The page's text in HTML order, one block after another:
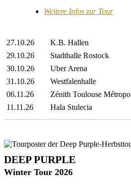
Weitere Infos zur Tour
27.10.26 K.B. Hallen
29.10.26
Stadthalle Rostock
30.10.26
Uber Arena
31.10.26
Westfalenhalle
06.11.26
Zénith Toulouse
11.11.26
Hala Stulecia
DEEP PURPLE
Winter Tour 2026